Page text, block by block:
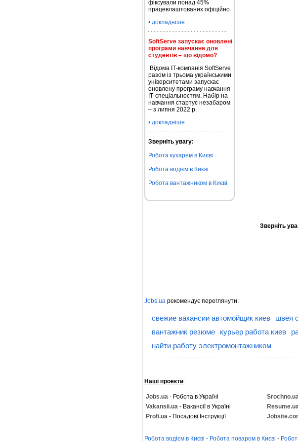
фіксували понад 45%
працевлаштованих офіційно
• докладніше
SoftServe запускає оновлені
програми навчання для
студентів – що відомо?
Відома ІТ-компанія SoftServe
разом із трьома українськими
університетами запускає
оновлену програму навчання
ІТ-спеціальностям. Набір на
навчання стартує незабаром
– з липня 2022 р.
• докладніше
Зверніть увагу:
Робота кухарем в Києві
Робота водієм в Києві
Робота вантажником в Києві
Зверніть
Jobs.ua рекомендує переглянути:
свежие вакансии автомойщик киев швея
вантажник резюме
курьер работа киев
найти работу электромонтажником
Наші проекти:
Jobs.ua - Робота в Україні
Vakansii.ua - Вакансії в Україні
Profi.ua - Посадові Інструкції
Робота водієм в Києві - Робота поваром в Києві -